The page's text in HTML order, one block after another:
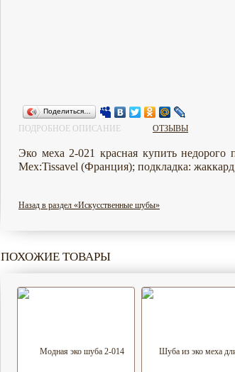
Поделиться…
ПОДРОБНОЕ ОПИСАНИЕ ОТЗЫВЫ
Эко меха 2-021 красная купить недорого
Мех:Tissavel (Франция); подкладка:
Назад в раздел «Искусственные шубы»
ПОХОЖИЕ ТОВАРЫ